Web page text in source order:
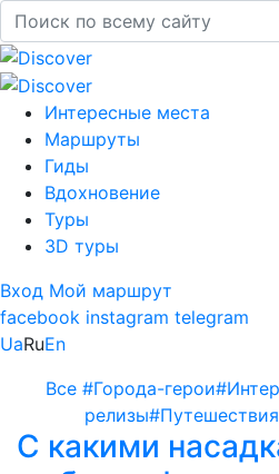
Интересные места
Маршруты
Гиды
Вдохновение
Туры
3D туры
Вход Мой маршрут
facebook instagram telegram
UaRuEn
Все #Города-герои
релизы#Путешествия
С какими